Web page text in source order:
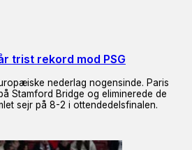
trist rekord mod PSG
nederlag nogensinde. Paris
Stamford Bridge og eliminerede de
sejr på 8-2 i ottendedelsfinalen.